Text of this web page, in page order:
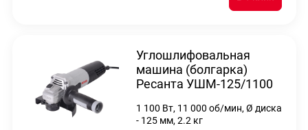
Углошлифовальная
машина (болгарка)
Ресанта УШМ-125/1100
1 100 Вт, 11 000 об/мин, Ø диска
- 125 мм, 2.2 кг